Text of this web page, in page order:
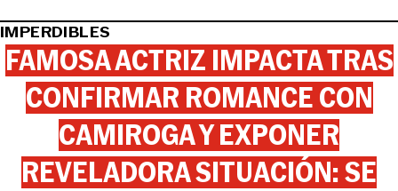
IMPERDIBLES
FAMOSA ACTRIZ IMPACTA TRAS
CONFIRMAR ROMANCE CON
CAMIROGA Y EXPONER
REVELADORA SITUACIÓN: SE